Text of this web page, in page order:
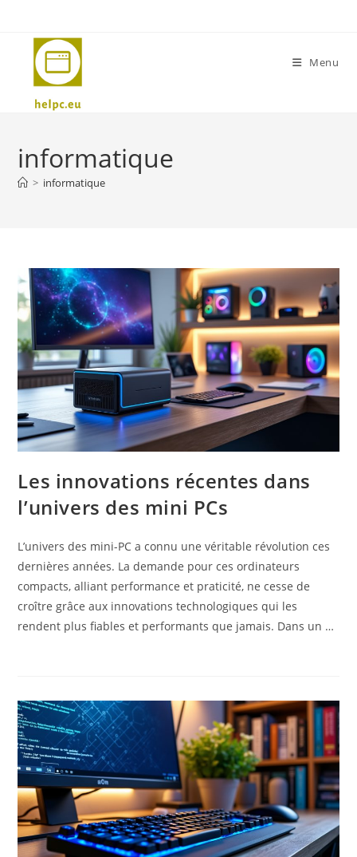
content
Menu
informatique
> informatique
Les innovations récentes dans
l’univers des mini PCs
L’univers des mini-PC a connu une véritable révolution ces
dernières années. La demande pour ces ordinateurs
compacts, alliant performance et praticité, ne cesse de
croître grâce aux innovations technologiques qui les
rendent plus fiables et performants que jamais. Dans un …